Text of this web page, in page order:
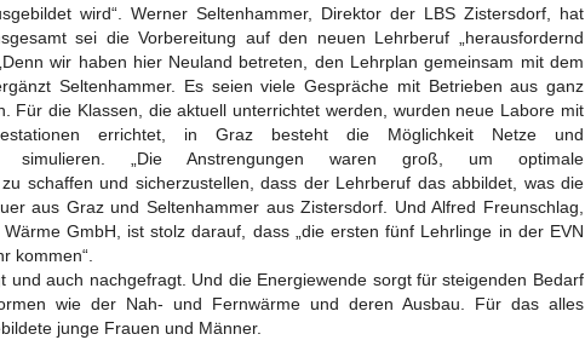
wird“. Werner Seltenhammer, Direktor der LBS Zistersdorf, hat
sei die Vorbereitung auf den neuen Lehrberuf „herausfordernd
wir haben hier Neuland betreten, den Lehrplan gemeinsam mit dem
Seltenhammer. Es seien viele Gespräche mit Betrieben aus ganz
Für die Klassen, die aktuell unterrichtet werden, wurden neue Labore mit
errichtet, in Graz besteht die Möglichkeit Netze und
simulieren. „Die Anstrengungen waren groß, um optimale
schaffen und sicherzustellen, dass der Lehrberuf das abbildet, was die
aus Graz und Seltenhammer aus Zistersdorf. Und Alfred Freunschlag,
GmbH, ist stolz darauf, dass „die ersten fünf Lehrlinge in der EVN
kommen“.
und auch nachgefragt. Und die Energiewende sorgt für steigenden Bedarf
wie der Nah- und Fernwärme und deren Ausbau. Für das alles
junge Frauen und Männer.